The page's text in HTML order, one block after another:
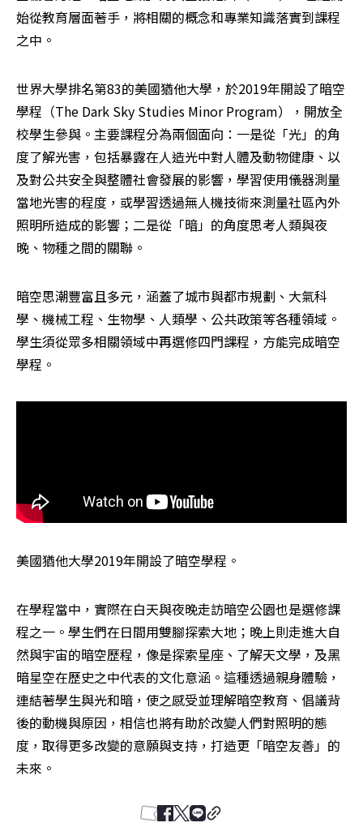
始從教育層面著手，將相關的概念和專業知識落實到課程
之中。
世界大學排名第83的美國猶他大學，於2019年開設了暗空
學程（The Dark Sky Studies Minor Program），開放全
校學生參與。主要課程分為兩個面向：一是從「光」的角
度了解光害，包括暴露在人造光中對人體及動物健康、以
及對公共安全與整體社會發展的影響，學習使用儀器測量
當地光害的程度，或學習透過無人機技術來測量社區內外
照明所造成的影響；二是從「暗」的角度思考人類與夜
晚、物種之間的關聯。
暗空思潮豐富且多元，涵蓋了城市與都市規劃、大氣科
學、機械工程、生物學、人類學、公共政策等各種領域。
學生須從眾多相關領域中再選修四門課程，方能完成暗空
學程。
美國猶他大學2019年開設了暗空學程。
在學程當中，實際在白天與夜晚走訪暗空公園也是選修課
程之一。學生們在日間用雙腳探索大地；晚上則走進大自
然與宇宙的暗空歷程，像是探索星座、了解天文學，及黑
暗星空在歷史之中代表的文化意涵。這種透過親身體驗，
連結著學生與光和暗，使之感受並理解暗空教育、倡議背
後的動機與原因，相信也將有助於改變人們對照明的態
度，取得更多改變的意願與支持，打造更「暗空友善」的
未來。